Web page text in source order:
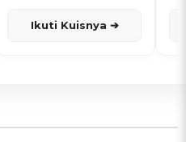
Ikuti Kuisnya ➔